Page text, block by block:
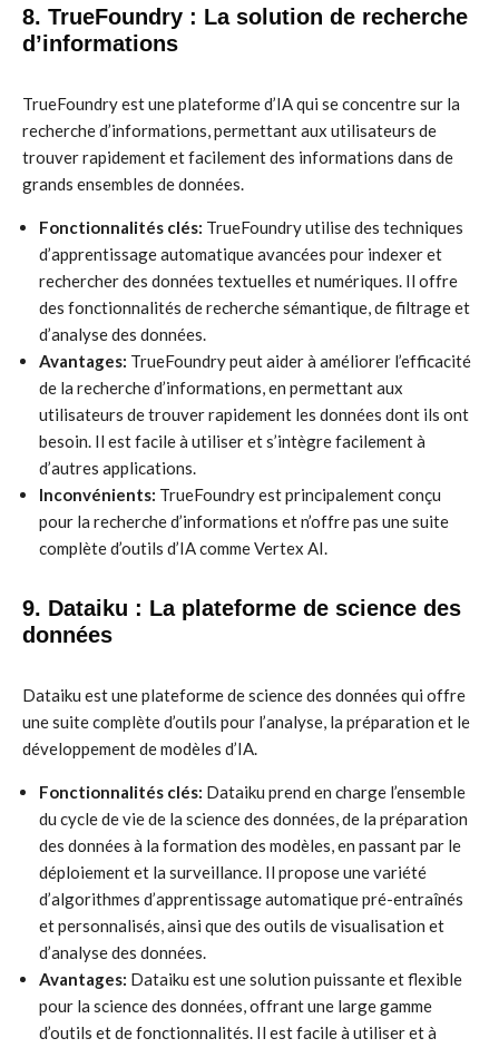
8. TrueFoundry : La solution de recherche
d’informations
TrueFoundry est une plateforme d’IA qui se concentre sur la
recherche d’informations, permettant aux utilisateurs de
trouver rapidement et facilement des informations dans de
grands ensembles de données.
Fonctionnalités clés: TrueFoundry utilise des techniques
d’apprentissage automatique avancées pour indexer et
rechercher des données textuelles et numériques. Il offre
des fonctionnalités de recherche sémantique, de filtrage et
d’analyse des données.
Avantages: TrueFoundry peut aider à améliorer l’efficacité
de la recherche d’informations, en permettant aux
utilisateurs de trouver rapidement les données dont ils ont
besoin. Il est facile à utiliser et s’intègre facilement à
d’autres applications.
Inconvénients: TrueFoundry est principalement conçu
pour la recherche d’informations et n’offre pas une suite
complète d’outils d’IA comme Vertex AI.
9. Dataiku : La plateforme de science des
données
Dataiku est une plateforme de science des données qui offre
une suite complète d’outils pour l’analyse, la préparation et le
développement de modèles d’IA.
Fonctionnalités clés: Dataiku prend en charge l’ensemble
du cycle de vie de la science des données, de la préparation
des données à la formation des modèles, en passant par le
déploiement et la surveillance. Il propose une variété
d’algorithmes d’apprentissage automatique pré-entraînés
et personnalisés, ainsi que des outils de visualisation et
d’analyse des données.
Avantages: Dataiku est une solution puissante et flexible
pour la science des données, offrant une large gamme
d’outils et de fonctionnalités. Il est facile à utiliser et à